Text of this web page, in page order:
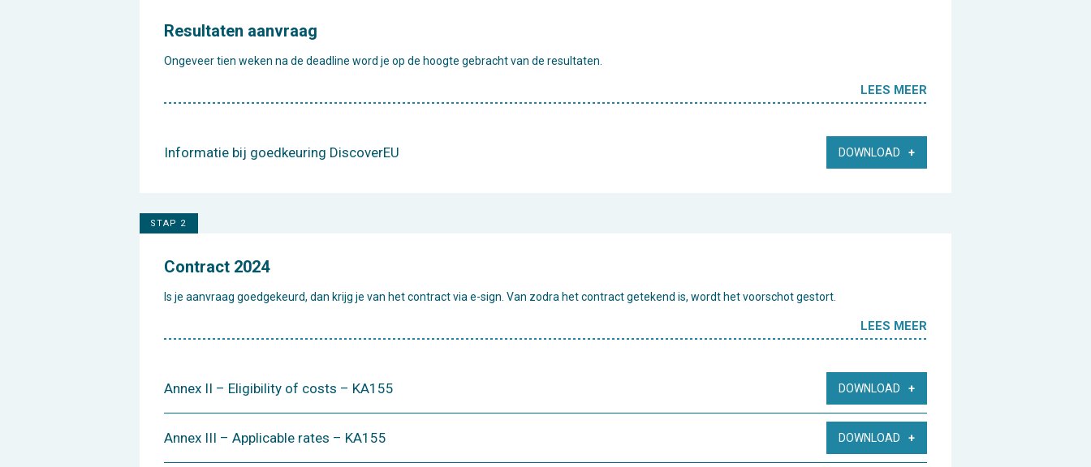
Resultaten aanvraag
Ongeveer tien weken na de deadline word je op de hoogte gebracht van de resultaten.
LEES MEER
Informatie bij goedkeuring DiscoverEU DOWNLOAD
STAP 2
Contract 2024
Is je aanvraag goedgekeurd, dan krijg je van het contract via e-sign. Van zodra het contract getekend is, wordt het voorschot gestort.
LEES MEER
Annex II – Eligibility of costs – KA155 DOWNLOAD
Annex III – Applicable rates – KA155 DOWNLOAD